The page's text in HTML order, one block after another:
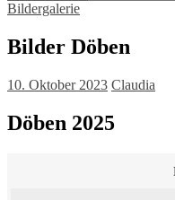
Bildergalerie
Bilder Döben
10. Oktober 2023 Claudia
Döben 2025